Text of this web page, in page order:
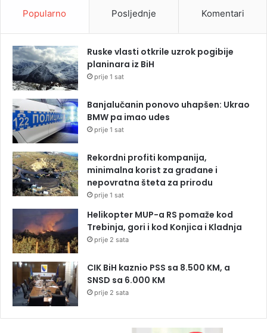
Popularno Posljednje Komentari
Ruske vlasti otkrile uzrok pogibije
planinara iz BiH
prije 1 sat
Banjalučanin ponovo uhapšen: Ukrao
BMW pa imao udes
prije 1 sat
Rekordni profiti kompanija,
minimalna korist za građane i
nepovratna šteta za prirodu
prije 1 sat
Helikopter MUP-a RS pomaže kod
Trebinja, gori i kod Konjica i Kladnja
prije 2 sata
CIK BiH kaznio PSS sa 8.500 KM, a
SNSD sa 6.000 KM
prije 2 sata